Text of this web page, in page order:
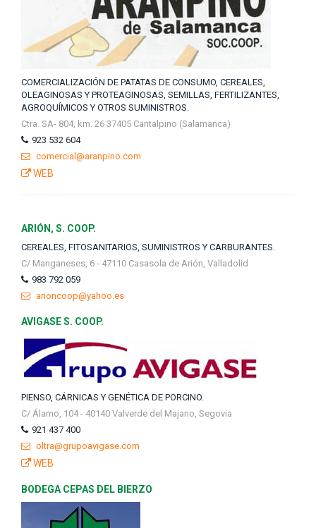
COMERCIALIZACIÓN DE PATATAS DE CONSUMO, CEREALES,
OLEAGINOSAS Y PROTEAGINOSAS, SEMILLAS, FERTILIZANTES,
AGROQUÍMICOS Y OTROS SUMINISTROS.
Ctra. SA- 804, km. 26 37405 Cantalpino (Salamanca)
923 532 604
comercial@aranpino.com
WEB
ARIÓN, S. COOP.
CEREALES, FITOSANITARIOS, SUMINISTROS Y CARBURANTES.
C/ Manganeses, 6 - 47110 Casasola de Arión, Valladolid
983 792 059
arioncoop@yahoo.es
AVIGASE S. COOP.
PIENSO, CÁRNICAS Y GENÉTICA DE PORCINO.
C/ Álamo, 104 - 40140 Valverde del Majano, Segovia
921 437 400
oltra@grupoavigase.com
WEB
BODEGA CEPAS DEL BIERZO